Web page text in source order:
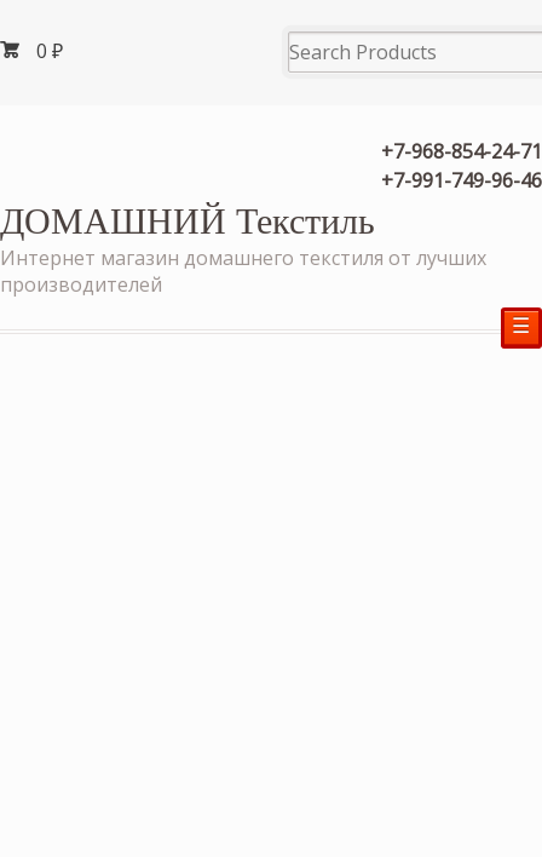
0 ₽
+7-968-854-24-71
+7-991-749-96-46
ДОМАШНИЙ Текстиль
Интернет магазин домашнего текстиля от лучших
производителей
☰